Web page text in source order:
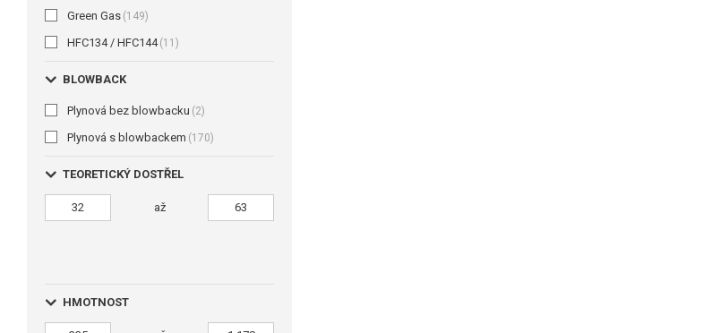
Green Gas (149)
HFC134 / HFC144 (11)
BLOWBACK
Plynová bez blowbacku (2)
Plynová s blowbackem (170)
TEORETICKÝ DOSTŘEL
až
HMOTNOST